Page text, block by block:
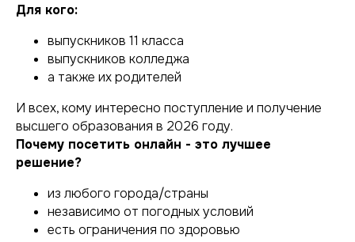
Для кого:
выпускников 11 класса
выпускников колледжа
а также их родителей
И всех, кому интересно поступление и получение
высшего образования в 2026 году.
Почему посетить онлайн - это лучшее
решение?
из любого города/страны
независимо от погодных условий
есть ограничения по здоровью